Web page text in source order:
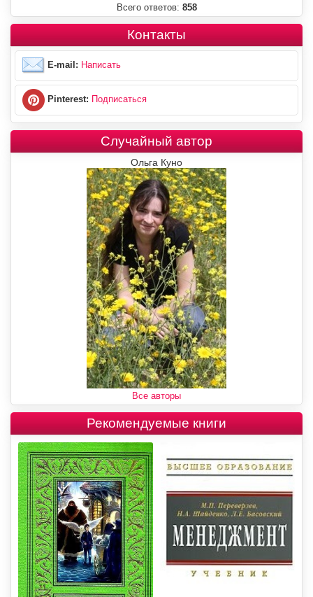
Всего ответов: 858
Контакты
E-mail: Написать
Pinterest: Подписаться
Случайный автор
Ольга Куно
Все авторы
Рекомендуемые книги